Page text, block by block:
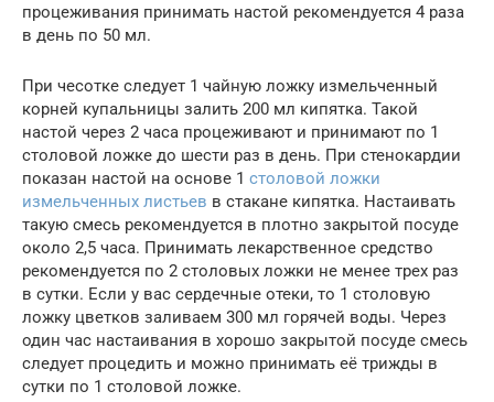
процеживания принимать настой рекомендуется 4 раза
в день по 50 мл.
При чесотке следует 1 чайную ложку измельченный
корней купальницы залить 200 мл кипятка. Такой
настой через 2 часа процеживают и принимают по 1
столовой ложке до шести раз в день. При стенокардии
показан настой на основе 1 столовой ложки
измельченных листьев в стакане кипятка. Настаивать
такую смесь рекомендуется в плотно закрытой посуде
около 2,5 часа. Принимать лекарственное средство
рекомендуется по 2 столовых ложки не менее трех раз
в сутки. Если у вас сердечные отеки, то 1 столовую
ложку цветков заливаем 300 мл горячей воды. Через
один час настаивания в хорошо закрытой посуде смесь
следует процедить и можно принимать её трижды в
сутки по 1 столовой ложке.